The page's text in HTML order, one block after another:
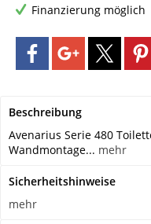
Finanzierung möglich
Beschreibung
Avenarius Serie 480
Wandmontage... mehr
Sicherheitshinweise
mehr